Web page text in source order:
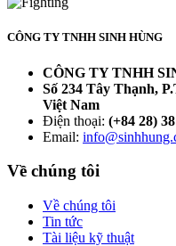
CÔNG TY TNHH SINH HÙNG
CÔNG TY TNHH
Số 234 Tây Thạnh,
Việt Nam
Điện thoại: (+84 28)
Email:
Về chúng tôi
Về chúng tôi
Tin tức
Tài liệu kỹ thuật